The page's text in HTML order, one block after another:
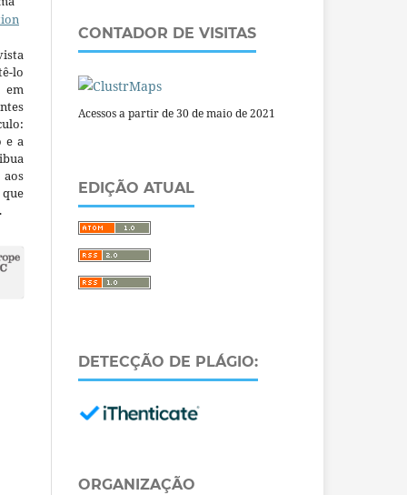
lo
em
e a
CONTADOR DE VISITAS
Acessos a partir de 30 de maio de 2021
EDIÇÃO ATUAL
DETECÇÃO DE PLÁGIO:
ORGANIZAÇÃO